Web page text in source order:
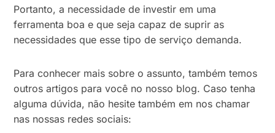
Portanto, a necessidade de investir em uma
ferramenta boa e que seja capaz de suprir as
necessidades que esse tipo de serviço demanda.
Para conhecer mais sobre o assunto, também temos
outros artigos para você no nosso blog. Caso tenha
alguma dúvida, não hesite também em nos chamar
nas nossas redes sociais: